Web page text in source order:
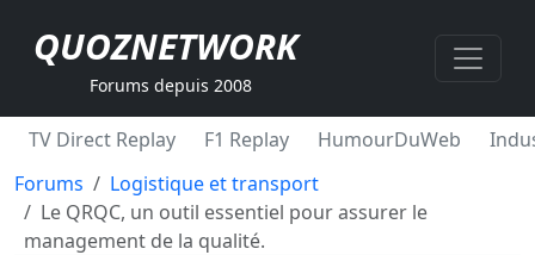
QUOZNETWORK
Forums depuis 2008
TV Direct Replay F1 Replay HumourDuWeb
Forums
Logistique et transport
Le QRQC, un outil essentiel pour assurer le
management de la qualité.